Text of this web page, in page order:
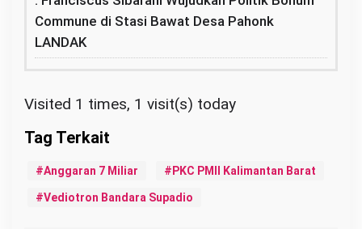
Commune di Stasi Bawat Desa Pahonk
LANDAK
Visited 1 times, 1 visit(s) today
Anggaran 7 Miliar PKC PMII Kalimantan Barat
Vediotron Bandara Supadio